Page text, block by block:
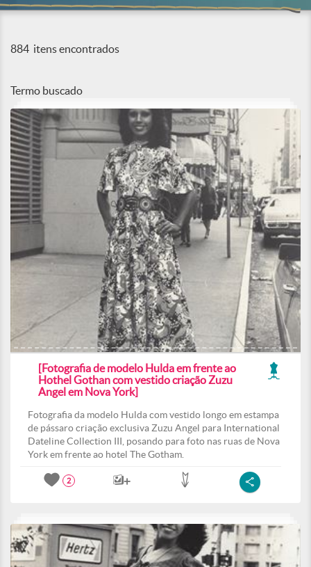
884 itens encontrados
Termo buscado
[Fotografia de modelo Hulda em frente ao
Hothel Gothan com vestido criação Zuzu
Angel em Nova York]
Fotografia da modelo Hulda com vestido longo em estampa
de pássaro criação exclusiva Zuzu Angel para International
Dateline Collection III, posando para foto nas ruas de Nova
York em frente ao hotel The Gotham.
2